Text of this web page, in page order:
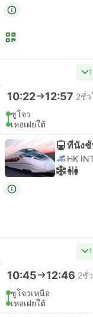
10:22 12:57 2ชั่
ซูโจว
เหอเฝยใต้
ที่นั่งชั้
HK
10:45 12:46 2ชั่
ซูโจวเหนือ
เหอเฝยใต้